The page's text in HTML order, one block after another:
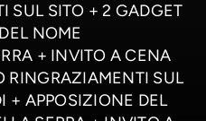
SUL SITO + 2 GADGET
NOME
+ INVITO A CENA
RINGRAZIAMENTI SUL
+ APPOSIZIONE DEL